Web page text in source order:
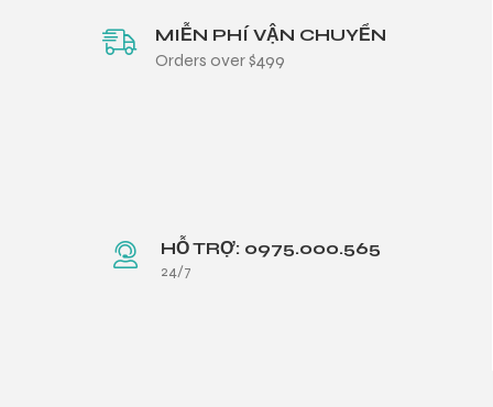
MIỄN PHÍ VẬN CHUYỂN
Orders over $499
HỖ TRỢ: 0975.000.565
24/7